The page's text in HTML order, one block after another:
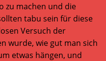
zu machen und die
tabu sein für diese
Versuch der
wurde, wie gut man sich
etwas hängen, und